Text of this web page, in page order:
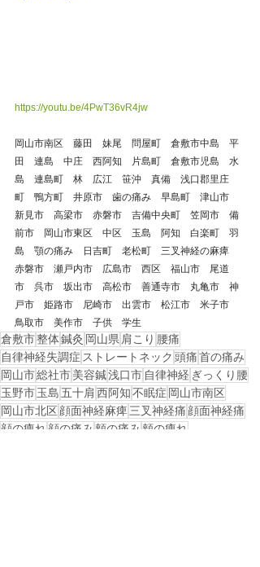
https://youtu.be/4PwT36vR4jw
岡山市南区　藤田　妹尾　問屋町　倉敷市中島　平
田　連島　中庄　西阿知　片島町　倉敷市児島　水
島　連島町　林　広江　笹沖　真備　浅口郡里庄
町　鴨方町　井原市　歯の痛み　早島町　津山市
新見市　高梁市　赤磐市　吉備中央町　笠岡市　備
前市　岡山市東区　中区　玉島　阿知　白楽町　羽
島　顎の痛み　日吉町　老松町　三叉神経の麻痺
赤磐市　瀬戸内市　広島市　西区　福山市　尾道
市　呉市　坂出市　高松市　善通寺市　丸亀市　神
戸市　姫路市　尼崎市　出雲市　松江市　米子市
鳥取市　美作市　子供　学生
倉敷市整体鍼灸 岡山県 肩こり 腰痛
自律神経失調症 ストレートネック 頭痛首の痛み
岡山市総社市美容鍼浅口市 自律神経 ぎっくり腰
玉野市玉島 五十肩西阿知不眠症 岡山市南区
岡山市北区顔面神経麻痺三叉神経痛 顔面神経痛
顔の痺れ 顔の痛み 頬の痛み 頬の痺れ